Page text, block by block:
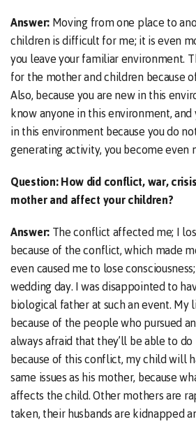
Answer: Moving from one place to
children is difficult for me; it is even
you leave your familiar environment.
for the mother and children because
Also, because you are new in this
know anyone in this environment,
in this environment because you do
generating activity, you become even
Question: How did conflict, war,
mother and affect your children?
Answer:The conflict affected me; I
because of the conflict, which made
even caused me to lose
wedding day. I was disappointed to
biological father at such an event. My
because of the people who pursued
always afraid that they’ll be able to
because of this conflict, my child will
same issues as his mother, because
affects the child. Other mothers are
taken, their husbands are kidnapped